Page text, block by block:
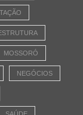
MOSSORÓ
NEGÓCIOS
SAÚDE